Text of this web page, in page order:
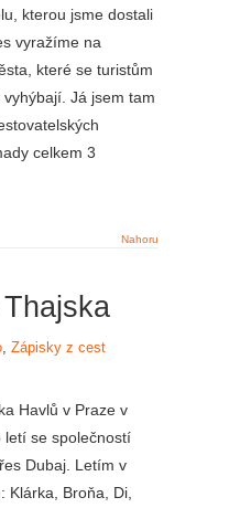
kterou jsme dostali
vyražíme na
které se turistům
Já jsem tam
celkem 3
Nahoru
, Zápisky z cest
Havlů v Praze v
letí se společností
Dubaj. Letím v
Klárka, Broňa, Di,